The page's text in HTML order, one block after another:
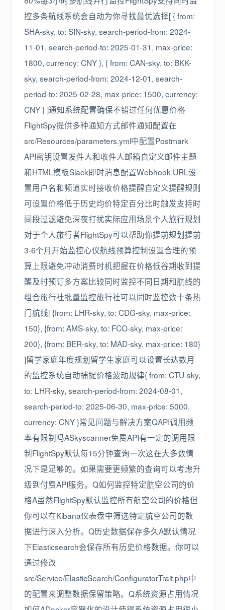
控多条航线系统会自动为你寻找最优选择[ { from:
SHA-sky, to: SIN-sky, search-period-from: 2024-
11-01, search-period-to: 2025-01-31, max-price:
1800, currency: CNY }, { from: CAN-sky, to: BKK-
sky, search-period-from: 2024-12-01, search-
period-to: 2025-02-28, max-price: 1500, currency:
CNY } ]通知系统配置确保不错过任何优惠价格
FlightSpy提供多种通知方式邮件通知配置在
src/Resources/parameters.yml中配置Postmark
API密钥设置发件人和收件人邮箱自定义邮件主题
和HTML模板Slack即时消息配置Webhook URL设
置用户名和频道实时接收价格提醒自定义提醒规则
可设置价格低于历史均价特定百分比时触发支持时
间段过滤避免深夜打扰实际应用场景个人旅行规划
对于个人旅行者FlightSpy可以帮助你提前规划提前
3-6个月开始监控心仪航线预算控制设置合理的预
算上限避免冲动消费时机把握在价格低谷期收到提
醒及时预订多方案比较同时监控不同日期和航线的
组合旅行社批量监控旅行社可以同时监控数十条热
门航线[ {from: LHR-sky, to: CDG-sky, max-price:
150}, {from: AMS-sky, to: FCO-sky, max-price:
200}, {from: BER-sky, to: MAD-sky, max-price: 180}
]留学家庭年度规划留学生家庭可以设置长达数月
的监控系统自动捕捉价格波动规律{ from: CTU-sky,
to: LHR-sky, search-period-from: 2024-08-01,
search-period-to: 2025-06-30, max-price: 5000,
currency: CNY }常见问题与解决方案QAPI调用频
率有限制吗ASkyscanner免费API有一定的调用限
制FlightSpy默认每15分钟查询一次这在大多数情
况下是足够的。如果需要更频繁的查询可以考虑升
级到付费API服务。Q如何监控特定航空公司的价
格A虽然FlightSpy默认监控所有航空公司的价格但
你可以在Kibana仪表盘中筛选特定航空公司的数
据进行深入分析。Q历史数据保存多久A默认情况
下Elasticsearch会保存所有历史价格数据。你可以
通过修改
src/Service/ElasticSearch/ConfiguratorTrait.php中
的配置来调整数据保留策略。Q系统资源占用情况